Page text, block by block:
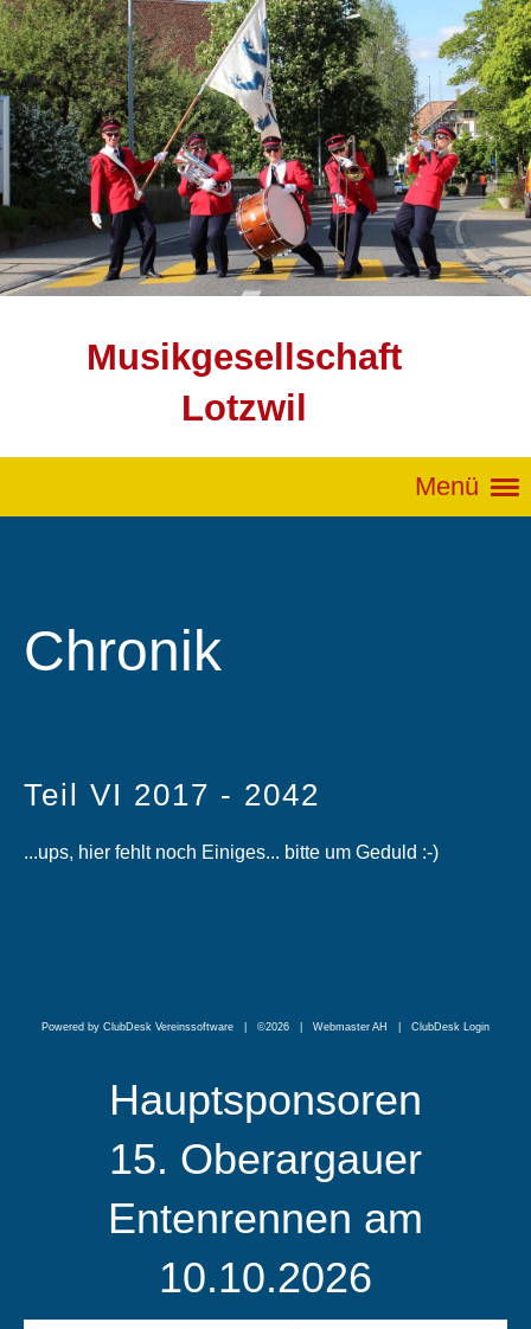
Musikgesellschaft
Lotzwil
Menü
Chronik
Teil VI 2017 - 2042
...ups, hier fehlt noch Einiges... bitte um Geduld :-)
Powered by ClubDesk Vereinssoftware | ©2026 | Webmaster AH | ClubDesk Login
Hauptsponsoren
15. Oberargauer
Entenrennen am
10.10.2026